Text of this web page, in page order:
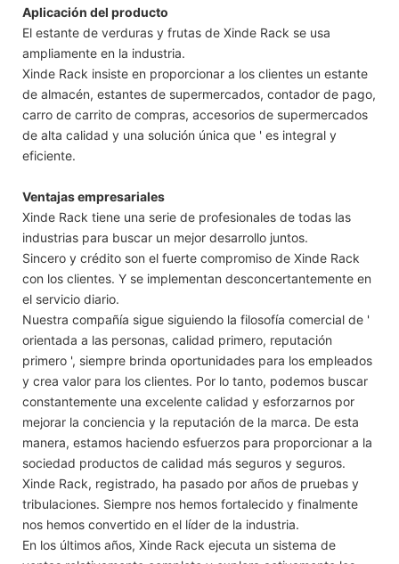
Aplicación del producto
El estante de verduras y frutas de Xinde Rack se usa
ampliamente en la industria.
Xinde Rack insiste en proporcionar a los clientes un estante
de almacén, estantes de supermercados, contador de pago,
carro de carrito de compras, accesorios de supermercados
de alta calidad y una solución única que ' es integral y
eficiente.
Ventajas empresariales
Xinde Rack tiene una serie de profesionales de todas las
industrias para buscar un mejor desarrollo juntos.
Sincero y crédito son el fuerte compromiso de Xinde Rack
con los clientes. Y se implementan desconcertantemente en
el servicio diario.
Nuestra compañía sigue siguiendo la filosofía comercial de '
orientada a las personas, calidad primero, reputación
primero ', siempre brinda oportunidades para los empleados
y crea valor para los clientes. Por lo tanto, podemos buscar
constantemente una excelente calidad y esforzarnos por
mejorar la conciencia y la reputación de la marca. De esta
manera, estamos haciendo esfuerzos para proporcionar a la
sociedad productos de calidad más seguros y seguros.
Xinde Rack, registrado, ha pasado por años de pruebas y
tribulaciones. Siempre nos hemos fortalecido y finalmente
nos hemos convertido en el líder de la industria.
En los últimos años, Xinde Rack ejecuta un sistema de